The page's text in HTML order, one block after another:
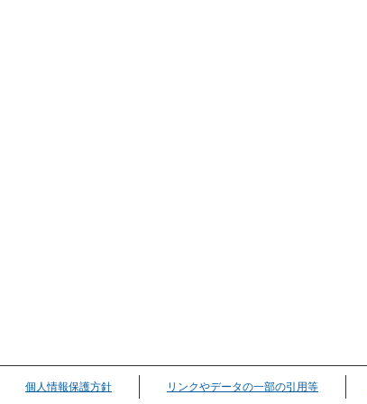
個人情報保護方針 リンクやデータの一部の引用等